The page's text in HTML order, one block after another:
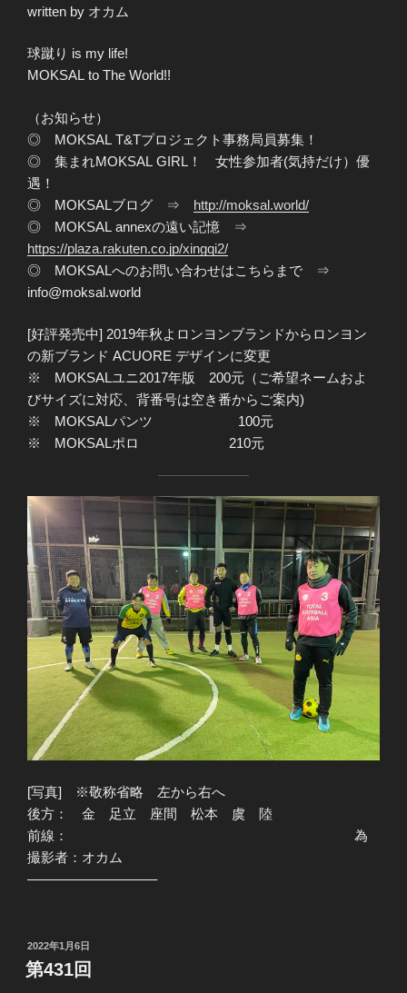
written by オカム
球蹴り is my life!
MOKSAL to The World!!
（お知らせ）
◎ MOKSAL T&Tプロジェクト事務局員募集！
◎ 集まれMOKSAL GIRL！ 女性参加者(気持だけ）優
遇！
◎ MOKSALブログ ⇒ http://moksal.world/
◎ MOKSAL annexの遠い記憶 ⇒
https://plaza.rakuten.co.jp/xingqi2/
◎ MOKSALへのお問い合わせはこちらまで ⇒
info@moksal.world
[好評発売中] 2019年秋よロンヨンブランドからロンヨン
の新ブランド ACUORE デザインに変更
※ MOKSALユニ2017年版 200元（ご希望ネームおよ
びサイズに対応、背番号は空き番からご案内)
※ MOKSALパンツ 100元
※ MOKSALポロ 210元
[写真] ※敬称省略 左から右へ
後方： 金 足立 座間 松本 虞 陸
前線： 為
撮影者：オカム
—————————–
投
稿
日:
2022年1月6日
第431回